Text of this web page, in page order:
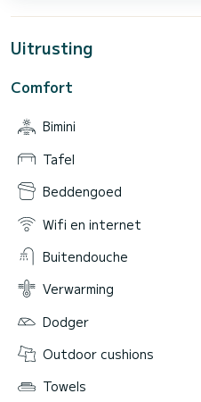
Uitrusting
Comfort
Bimini
Tafel
Beddengoed
Wifi en internet
Buitendouche
Verwarming
Dodger
Outdoor cushions
Towels